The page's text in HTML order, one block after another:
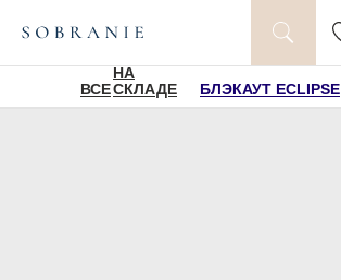
ВСЕ
НА
СКЛАДЕ
БЛЭКАУТ ECLIPSE